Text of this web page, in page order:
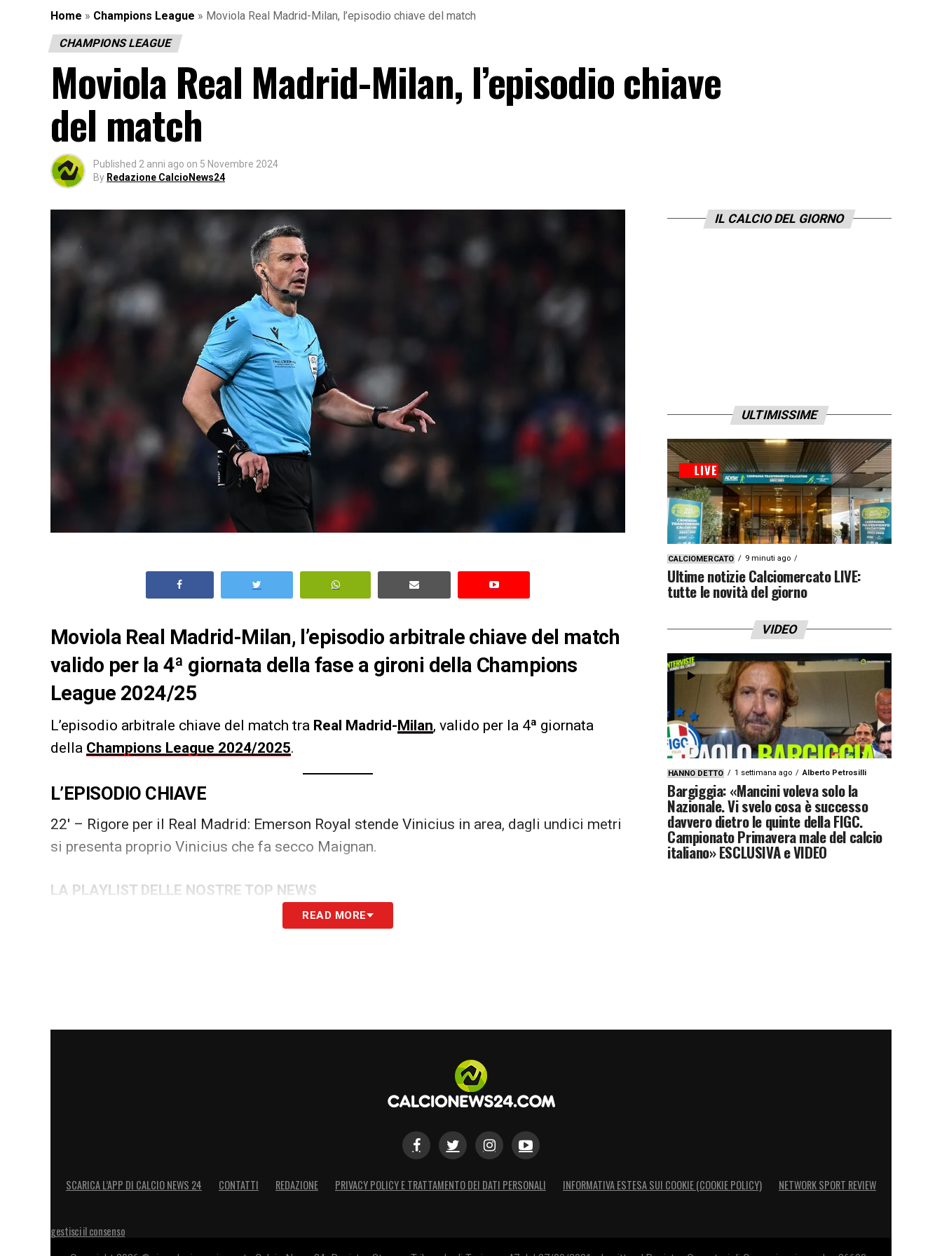
Home » Champions League » Moviola Real Madrid-Milan, l’episodio chiave del match
CHAMPIONS LEAGUE
Moviola Real Madrid-Milan, l’episodio chiave
del match
Published 2 anni ago on 5 Novembre 2024
By Redazione CalcioNews24
Moviola Real Madrid-Milan, l’episodio arbitrale chiave del match
valido per la 4ª giornata della fase a gironi della Champions
League 2024/25
L’episodio arbitrale chiave del match tra Real Madrid-Milan, valido per la 4ª giornata
della Champions League 2024/2025.
L’EPISODIO CHIAVE
22′ – Rigore per il Real Madrid: Emerson Royal stende Vinicius in area, dagli undici metri
si presenta proprio Vinicius che fa secco Maignan.
LA PLAYLIST DELLE NOSTRE TOP NEWS
READ MORE
IL CALCIO DEL GIORNO
ULTIMISSIME
CALCIOMERCATO 9 minuti ago
Ultime notizie Calciomercato LIVE:
tutte le novità del giorno
VIDEO
HANNO DETTO 1 settimana ago Alberto Petrosilli
Bargiggia: «Mancini voleva solo la
Nazionale. Vi svelo cosa è successo
davvero dietro le quinte della FIGC.
Campionato Primavera male del calcio
italiano» ESCLUSIVA e VIDEO
SCARICA L’APP DI CALCIO NEWS 24 CONTATTI REDAZIONE PRIVACY POLICY E TRATTAMENTO DEI DATI PERSONALI INFORMATIVA ESTESA SUI COOKIE (COOKIE POLICY) NETWORK SPORT REVIEW
gestisci il consenso